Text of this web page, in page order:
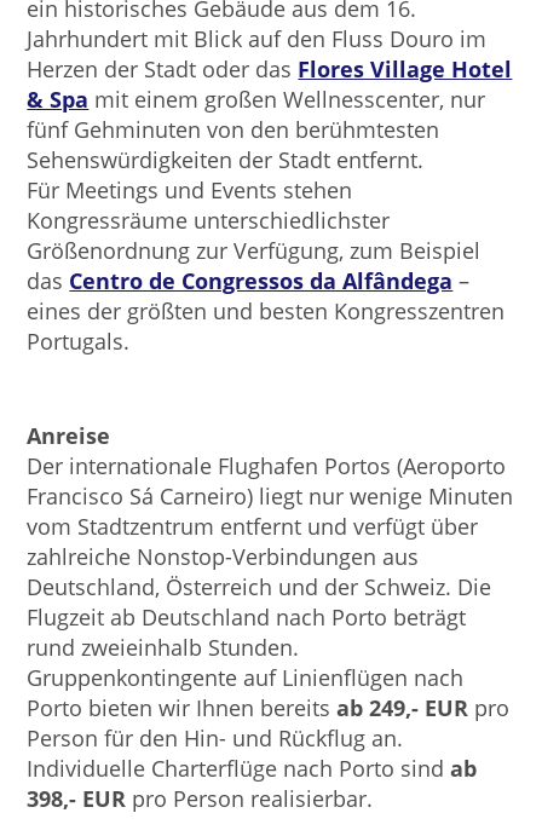
ein historisches Gebäude aus dem 16.
Jahrhundert mit Blick auf den Fluss Douro im
Herzen der Stadt oder das Flores Village Hotel
& Spa mit einem großen Wellnesscenter, nur
fünf Gehminuten von den berühmtesten
Sehenswürdigkeiten der Stadt entfernt.
Für Meetings und Events stehen
Kongressräume unterschiedlichster
Größenordnung zur Verfügung, zum Beispiel
das Centro de Congressos da Alfândega –
eines der größten und besten Kongresszentren
Portugals.
Anreise
Der internationale Flughafen Portos (Aeroporto
Francisco Sá Carneiro) liegt nur wenige Minuten
vom Stadtzentrum entfernt und verfügt über
zahlreiche Nonstop-Verbindungen aus
Deutschland, Österreich und der Schweiz. Die
Flugzeit ab Deutschland nach Porto beträgt
rund zweieinhalb Stunden.
Gruppenkontingente auf Linienflügen nach
Porto bieten wir Ihnen bereitsab 249,- EUR pro
Person für den Hin- und Rückflug an.
Individuelle Charterflüge nach Porto sindab
398,- EUR pro Person realisierbar.